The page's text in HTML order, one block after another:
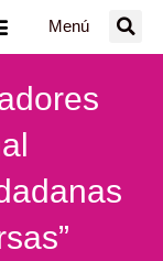
Menú